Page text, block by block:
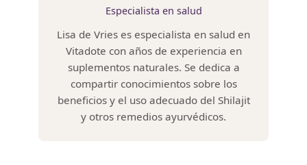
Especialista en salud
Lisa de Vries es especialista en salud en
Vitadote con años de experiencia en
suplementos naturales. Se dedica a
compartir conocimientos sobre los
beneficios y el uso adecuado del Shilajit
y otros remedios ayurvédicos.